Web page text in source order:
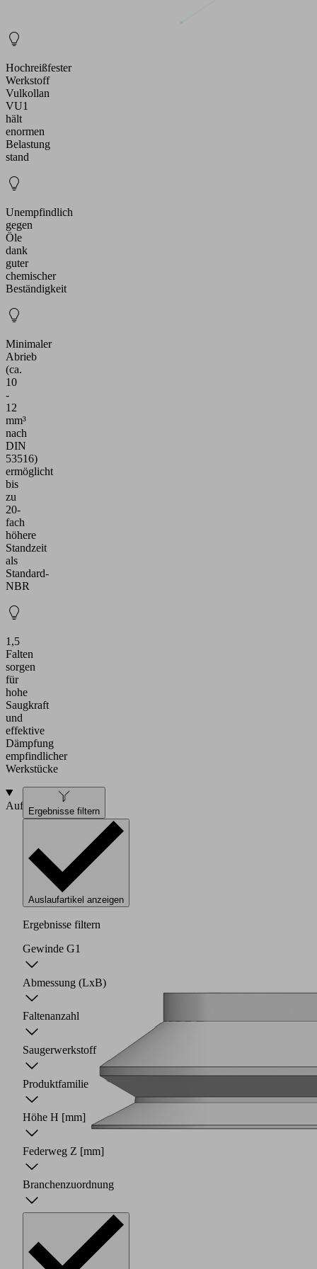
Hochreißfester
Werkstoff
Vulkollan
VU1
hält
enormen
Belastung
stand
Unempfindlich
gegen
Öle
dank
guter
chemischer
Beständigkeit
Minimaler
Abrieb
(ca.
10
-
12
mm³
nach
DIN
53516)
ermöglicht
bis
zu
20-
fach
höhere
Standzeit
als
Standard-
NBR
1,5
Falten
sorgen
für
hohe
Saugkraft
und
effektive
Dämpfung
empfindlicher
Werkstücke
AufbauErgebnisse filtern
Auslaufartikel anzeigen
Ergebnisse filtern
Gewinde G1
Abmessung (LxB)
Faltenanzahl
Saugerwerkstoff
Produktfamilie
Höhe H [mm]
Federweg Z [mm]
Branchenzuordnung